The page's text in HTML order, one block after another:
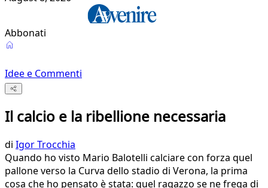
Abbonati
Idee e Commenti
Il calcio e la ribellione necessaria
di Igor Trocchia
Quando ho visto Mario Balotelli calciare con forza quel
pallone verso la Curva dello stadio di Verona, la prima
cosa che ho pensato è stata: quel ragazzo se ne frega di